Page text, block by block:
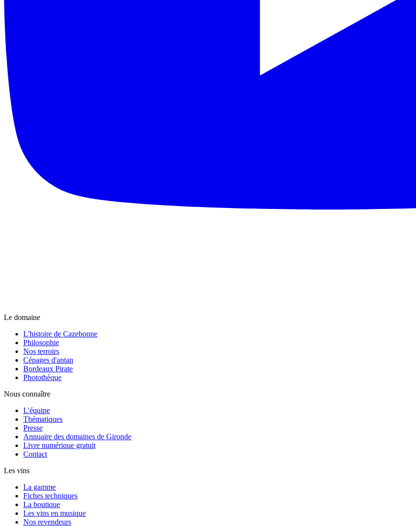
Le domaine
L'histoire de Cazebonne
Philosophie
Nos terroirs
Cépages d'antan
Bordeaux Pirate
Photothèque
Nous connaître
L'équipe
Thématiques
Presse
Annuaire des domaines de Gironde
Livre numérique gratuit
Contact
Les vins
La gamme
Fiches techniques
La boutique
Les vins en musique
Nos revendeurs